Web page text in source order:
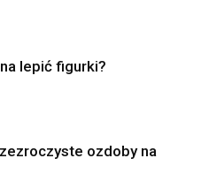
lepić figurki?
ozdoby na